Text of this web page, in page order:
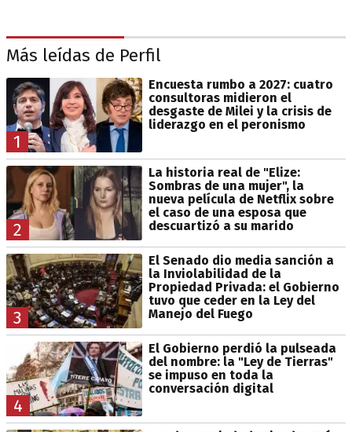
Más leídas de Perfil
1
Encuesta rumbo a 2027: cuatro
consultoras midieron el
desgaste de Milei y la crisis de
liderazgo en el peronismo
2
La historia real de "Elize:
Sombras de una mujer", la
nueva película de Netflix sobre
el caso de una esposa que
descuartizó a su marido
3
El Senado dio media sanción a
la Inviolabilidad de la
Propiedad Privada: el Gobierno
tuvo que ceder en la Ley del
Manejo del Fuego
4
El Gobierno perdió la pulseada
del nombre: la "Ley de Tierras"
se impuso en toda la
conversación digital